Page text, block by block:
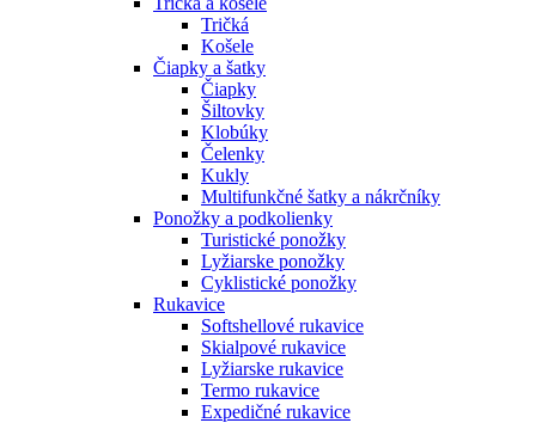
Tričká
Košele
Čiapky a šatky
Čiapky
Šiltovky
Klobúky
Čelenky
Kukly
Multifunkčné šatky a nákrčníky
Ponožky a podkolienky
Turistické ponožky
Lyžiarske ponožky
Cyklistické ponožky
Rukavice
Softshellové rukavice
Skialpové rukavice
Lyžiarske rukavice
Termo rukavice
Expedičné rukavice